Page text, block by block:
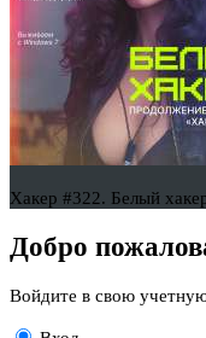
Хакер #322. Белый
Добро
Войдите в свою